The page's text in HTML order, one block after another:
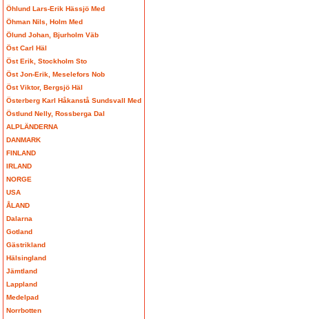
Öhlund Lars-Erik Hässjö Med
Öhman Nils, Holm Med
Ölund Johan, Bjurholm Väb
Öst Carl Häl
Öst Erik, Stockholm Sto
Öst Jon-Erik, Meselefors Nob
Öst Viktor, Bergsjö Häl
Österberg Karl Håkanstå Sundsvall Med
Östlund Nelly, Rossberga Dal
ALPLÄNDERNA
DANMARK
FINLAND
IRLAND
NORGE
USA
ÅLAND
Dalarna
Gotland
Gästrikland
Hälsingland
Jämtland
Lappland
Medelpad
Norrbotten